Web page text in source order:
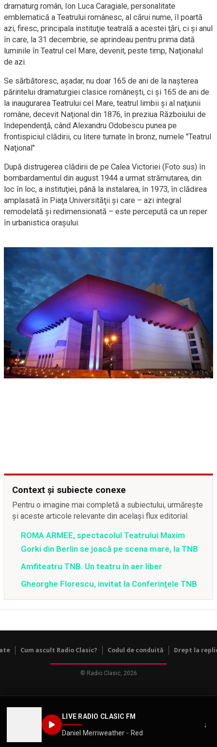
LIVE RADIO CLASIC FM
Daniel Merriweather - Red
↓
dramaturg român, Ion Luca Caragiale, personalitate
emblematică a Teatrului românesc, al cărui nume, îl poartă
azi, firesc, principala instituţie teatrală a acestei ţări, ci şi anul
în care, la 31 decembrie, se aprindeau pentru prima dată
luminile în Teatrul cel Mare, devenit, peste timp, Naţionalul
de azi.
Se sărbătoresc, aşadar, nu doar 165 de ani de la naşterea
părintelui dramaturgiei clasice româneşti, ci şi 165 de ani de
la inaugurarea Teatrului cel Mare, teatrul limbii şi al naţiunii
române, decevit Naţional din 1876, în preziua Războiului de
Independenţă, când Alexandru Odobescu punea pe
frontispiciul clădirii, cu litere turnate în bronz, numele "Teatrul
Naţional"
După distrugerea clădirii de pe Calea Victoriei (Foto sus) în
bombardamentul din august 1944 a urmat strămutarea, din
loc în loc, a instituţiei, până la instalarea, în 1973, în clădirea
amplasată în Piaţa Universităţii şi care – azi integral
remodelată şi redimensionată – este percepută ca un reper
în urbanistica oraşului.
Context și subiecte conexe
Pentru o imagine mai completă a subiectului, urmărește
și aceste articole relevante din același flux editorial.
ROMA ARMEE, spectacolul Teatrului Maxim
Gorki din Berlin se joacă pe scena mare, la TNB
Amfiteatru TNB. Un teatru în aer liber
Gheorghe Florescu, invitat la Conferinţele TNB
Cum ascult Radio Clasic? Codul de conduită Drept la
© Radio Clasic, 2026